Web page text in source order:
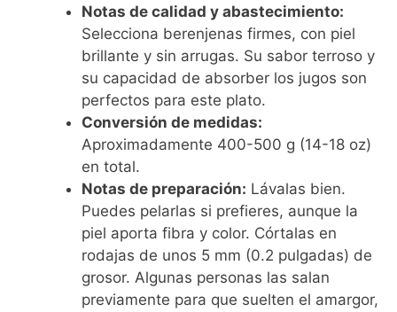
Notas de calidad y abastecimiento:
Selecciona berenjenas firmes, con piel
brillante y sin arrugas. Su sabor terroso y
su capacidad de absorber los jugos son
perfectos para este plato.
Conversión de medidas:
Aproximadamente 400-500 g (14-18 oz)
en total.
Notas de preparación: Lávalas bien.
Puedes pelarlas si prefieres, aunque la
piel aporta fibra y color. Córtalas en
rodajas de unos 5 mm (0.2 pulgadas) de
grosor. Algunas personas las salan
previamente para que suelten el amargor,